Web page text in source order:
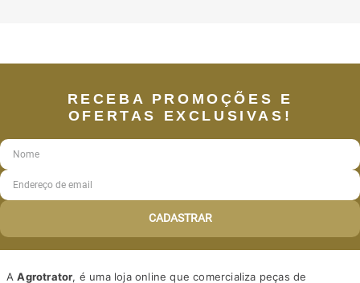
RECEBA PROMOÇÕES E
OFERTAS EXCLUSIVAS!
CADASTRAR
AAgrotrator, é uma loja online que comercializa peças de